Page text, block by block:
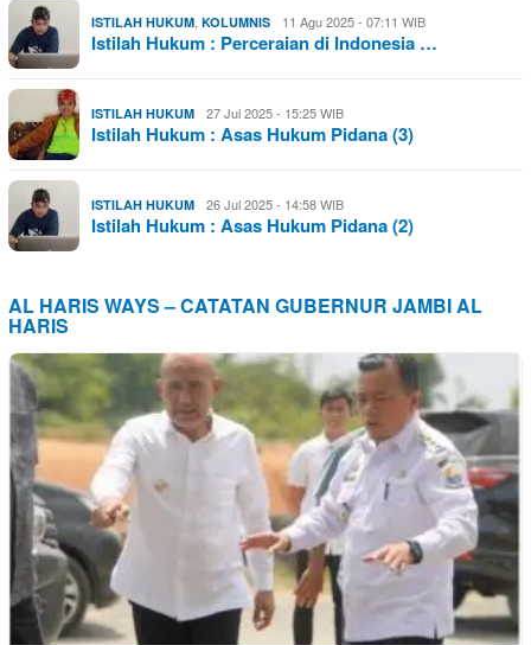
ISTILAH HUKUM, KOLUMNIS 11 Agu 2025 - 07:11 WIB
Istilah Hukum : Perceraian di Indonesia …
ISTILAH HUKUM 27 Jul 2025 - 15:25 WIB
Istilah Hukum : Asas Hukum Pidana (3)
ISTILAH HUKUM 26 Jul 2025 - 14:58 WIB
Istilah Hukum : Asas Hukum Pidana (2)
AL HARIS WAYS – CATATAN GUBERNUR JAMBI AL
HARIS